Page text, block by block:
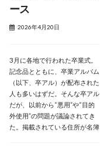
ース
2026年4月20日
3月に各地で行われた卒業式。
記念品とともに、卒業アルバム
（以下、卒アル）が配布された
人も多いはずだ。そんな卒アル
だが、以前から“悪用”や“目的
外使用”の問題が議論されてき
た。掲載されている住所が名簿